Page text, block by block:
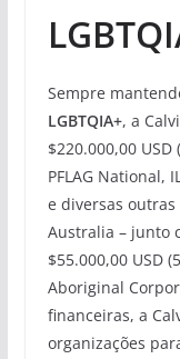
Sempre
LGBTQIA+, a
$220.000,00
PFLAG National,
e diversas outras
Australia – junto
$55.000,00 USD
Aboriginal
financeiras, a
organizações